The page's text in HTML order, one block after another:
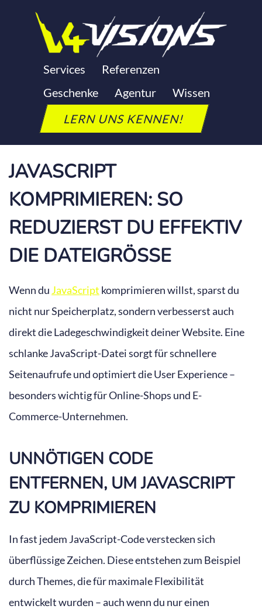
Services
Referenzen
Geschenke
Agentur
Wissen
LERN UNS KENNEN!
JAVASCRIPT
KOMPRIMIEREN
Letzte Aktualisierung: 24. September 2025
JAVASCRIPT
KOMPRIMIEREN: SO
REDUZIERST DU EFFEKTIV
DIE DATEIGRÖSSE
Wenn du JavaScript komprimieren willst, sparst du
nicht nur Speicherplatz, sondern verbesserst auch
direkt die Ladegeschwindigkeit deiner Website. Eine
schlanke JavaScript-Datei sorgt für schnellere
Seitenaufrufe und optimiert die User Experience –
besonders wichtig für Online-Shops und E-
Commerce-Unternehmen.
UNNÖTIGEN CODE
ENTFERNEN, UM JAVASCRIPT
ZU KOMPRIMIEREN
In fast jedem JavaScript-Code verstecken sich
überflüssige Zeichen. Diese entstehen zum Beispiel
durch Themes, die für maximale Flexibilität
entwickelt wurden – auch wenn du nur einen